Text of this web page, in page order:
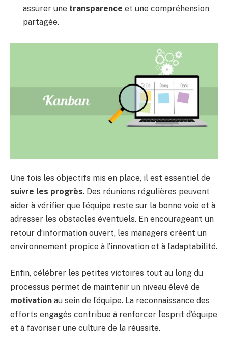
assurer une transparence et une compréhension
partagée.
Une fois les objectifs mis en place, il est essentiel de
suivre les progrès. Des réunions régulières peuvent
aider à vérifier que l’équipe reste sur la bonne voie et à
adresser les obstacles éventuels. En encourageant un
retour d’information ouvert, les managers créent un
environnement propice à l’innovation et à l’adaptabilité.
Enfin, célébrer les petites victoires tout au long du
processus permet de maintenir un niveau élevé de
motivation au sein de l’équipe. La reconnaissance des
efforts engagés contribue à renforcer l’esprit d’équipe
et à favoriser une culture de la réussite.